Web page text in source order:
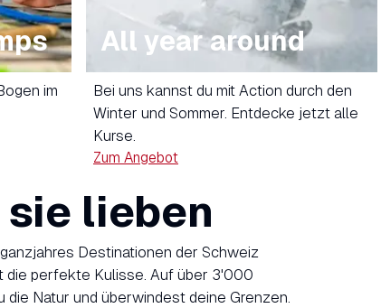
im
All year around
Bei uns kannst du mit Action durch den
Winter und Sommer. Entdecke jetzt alle
Kurse.
Zum Angebot
lieben
Destinationen der Schweiz
die perfekte Kulisse. Auf über 3'000
Natur und überwindest deine Grenzen.